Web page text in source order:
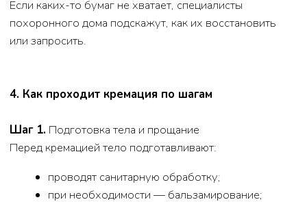
выбрать временную или постоянную урну;
заказать декоративную или классическую
модель;
оформить табличку с именем, датами, короткой
хранения
Можно использовать существующий семейный
участок или оформить новый. На месте захоронения
2. Колумбарий